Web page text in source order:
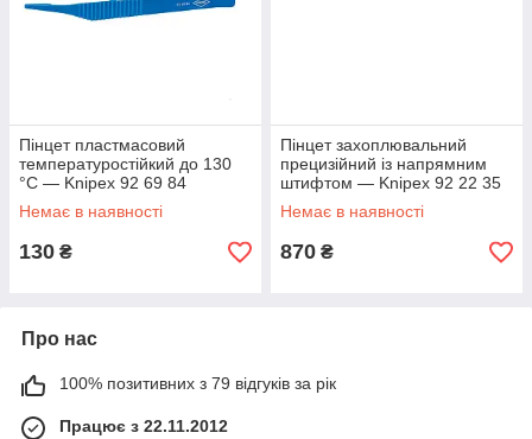
Пінцет пластмасовий
температуростійкий до 130
°C — Knipex 92 69 84
Немає в наявності
130 ₴
Пінцет захоплювальний
прецизійний із напрямним
штифтом — Knipex 92 22 35
Немає в наявності
870 ₴
Про нас
100% позитивних з 79 відгуків за рік
Працює з 22.11.2012